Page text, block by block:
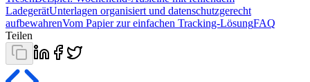
LadegerätUnterlagen organisiert und datenschutzgerecht
aufbewahrenVom Papier zur einfachen Tracking-LösungFAQ
Teilen